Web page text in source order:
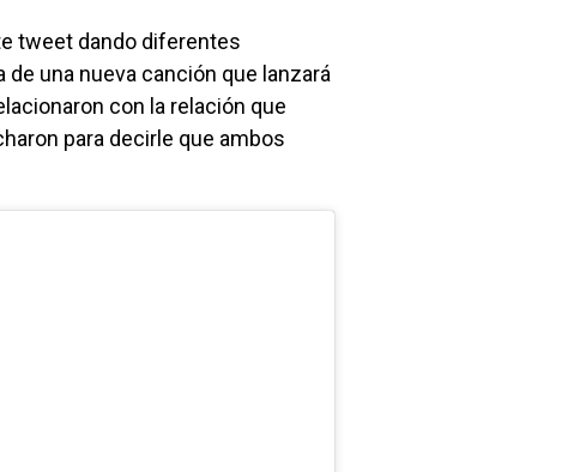
tweet dando diferentes
una nueva canción que lanzará
con la relación que
para decirle que ambos